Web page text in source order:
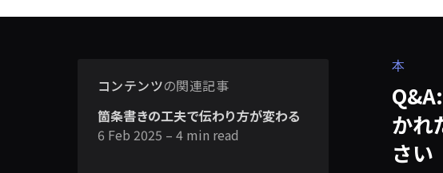
コンテンツの関連記事
箇条書きの工夫で伝わり方が変わる
6 Feb 2025 – 4 min read
本
かれ
さい